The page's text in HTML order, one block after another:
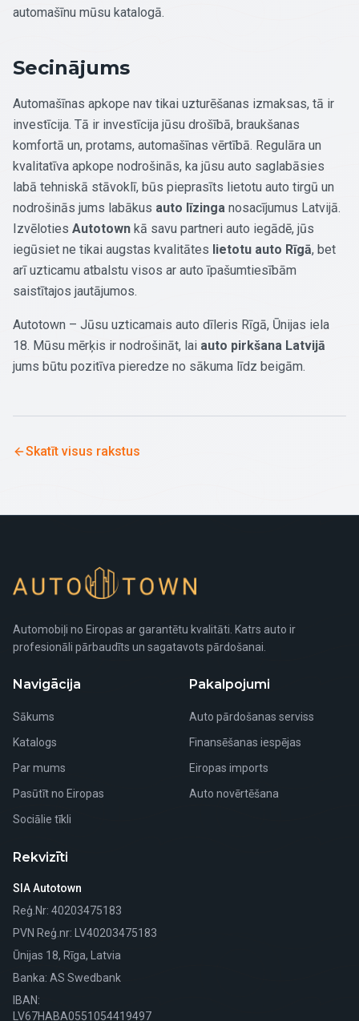
automašīnu mūsu katalogā.
Secinājums
Automašīnas apkope nav tikai uzturēšanas izmaksas, tā ir
investīcija. Tā ir investīcija jūsu drošībā, braukšanas
komfortā un, protams, automašīnas vērtībā. Regulāra un
kvalitatīva apkope nodrošinās, ka jūsu auto saglabāsies
labā tehniskā stāvoklī, būs pieprasīts lietotu auto tirgū un
nodrošinās jums labākus auto līzinga nosacījumus Latvijā.
Izvēloties Autotown kā savu partneri auto iegādē, jūs
iegūsiet ne tikai augstas kvalitātes lietotu auto Rīgā, bet
arī uzticamu atbalstu visos ar auto īpašumtiesībām
saistītajos jautājumos.
Autotown – Jūsu uzticamais auto dīleris Rīgā, Ūnijas iela
18. Mūsu mērķis ir nodrošināt, lai auto pirkšana Latvijā
jums būtu pozitīva pieredze no sākuma līdz beigām.
Skatīt visus rakstus
Automobiļi no Eiropas ar garantētu kvalitāti. Katrs auto ir
profesionāli pārbaudīts un sagatavots pārdošanai.
Navigācija
Sākums
Katalogs
Par mums
Pasūtīt no Eiropas
Sociālie tīkli
Pakalpojumi
Auto pārdošanas serviss
Finansēšanas iespējas
Eiropas imports
Auto novērtēšana
Rekvizīti
SIA Autotown
Reģ.Nr: 40203475183
PVN Reģ.nr: LV40203475183
Ūnijas 18, Rīga, Latvia
Banka: AS Swedbank
IBAN:
LV67HABA0551054419497